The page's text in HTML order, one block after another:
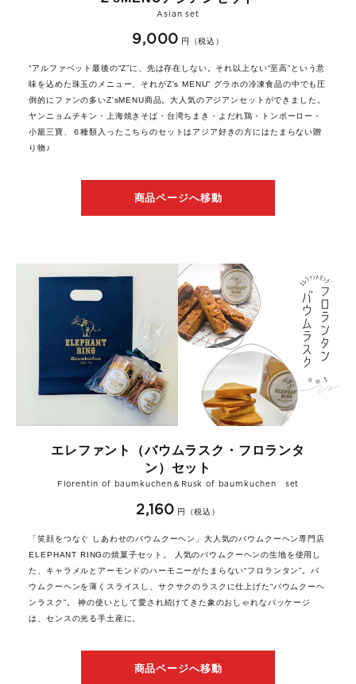
Asian set
9,000 円（税込）
“アルファベット最後の“Z”に、先は存在しない。それ以上ない“至高”という意
味を込めた珠玉のメニュー、それがZ's MENU” グラホの冷凍食品の中でも圧
倒的にファンの多いZ'sMENU商品。大人気のアジアンセットができました。
ヤンニョムチキン・上海焼きそば・台湾ちまき・よだれ鶏・トンポーロー・
小籠三寶、６種類入ったこちらのセットはアジア好きの方にはたまらない贈
り物♪
商品ページへ移動
エレファント（バウムラスク・フロランタ
ン）セット
Florentin of baumkuchen＆Rusk of baumkuchen set
2,160 円（税込）
「笑顔をつなぐ しあわせのバウムクーヘン」大人気のバウムクーヘン専門店
ELEPHANT RINGの焼菓子セット。 人気のバウムクーヘンの生地を使用し
た、キャラメルとアーモンドのハーモニーがたまらない“フロランタン”。バ
ウムクーヘンを薄くスライスし、サクサクのラスクに仕上げた“バウムクーヘ
ンラスク”。 神の使いとして愛され続けてきた象のおしゃれなパッケージ
は、センスの光る手土産に。
商品ページへ移動